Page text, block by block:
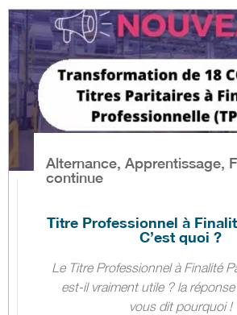
Alternance, Apprentissage,
continue
Titre Professionnel à
C’est quoi ?
Le Titre Professionnel à Finalité
est-il vraiment utile ? la
vous dit pourquoi !